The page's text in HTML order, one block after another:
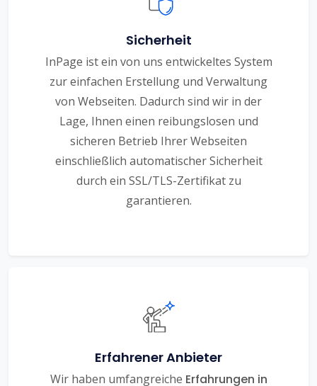
Sicherheit
InPage ist ein von uns entwickeltes System
zur einfachen Erstellung und Verwaltung
von Webseiten. Dadurch sind wir in der
Lage, Ihnen einen reibungslosen und
sicheren Betrieb Ihrer Webseiten
einschließlich automatischer Sicherheit
durch ein SSL/TLS-Zertifikat zu
garantieren.
Erfahrener Anbieter
Wir haben umfangreiche Erfahrungen in